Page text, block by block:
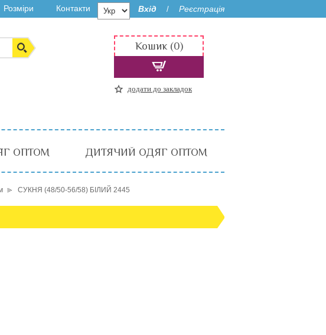
Розміри Контакти Вхід / Реєстрація
Кошик (0)
додати до закладок
ОПТОМ ДИТЯЧИЙ ОДЯГ ОПТОМ
СУКНЯ (48/50-56/58) БІЛИЙ 2445